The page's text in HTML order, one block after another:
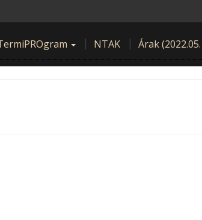
NTAK Árak